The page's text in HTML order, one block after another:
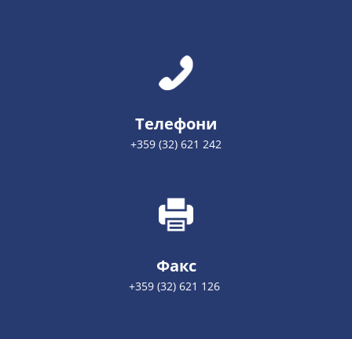
Телефони
+359 (32) 621 242
Факс
+359 (32) 621 126